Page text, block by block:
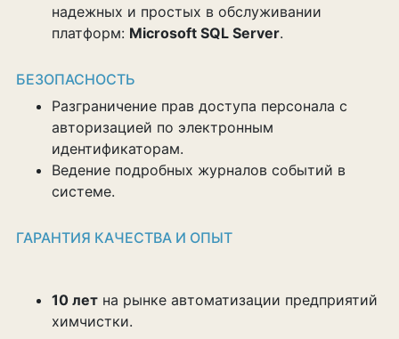
надежных и простых в обслуживании
платформ: Microsoft SQL Server.
БЕЗОПАСНОСТЬ
Разграничение прав доступа персонала с
авторизацией по электронным
идентификаторам.
Ведение подробных журналов событий в
системе.
ГАРАНТИЯ КАЧЕСТВА И ОПЫТ
10 лет на рынке автоматизации предприятий
химчистки.